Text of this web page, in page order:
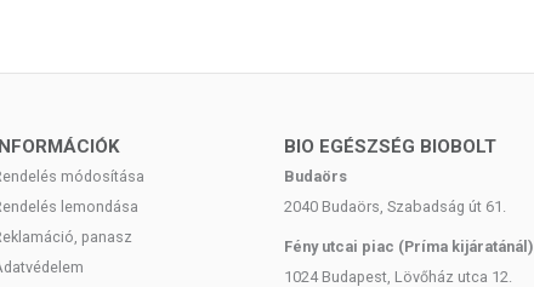
módosítása
lemondása
panasz
BIO EGÉSZSÉG BIOBOLT
Budaörs
2040 Budaörs, Szabadság út 61.
Fény utcai piac (Príma kijáratánál)
1024 Budapest, Lövőház utca 12.